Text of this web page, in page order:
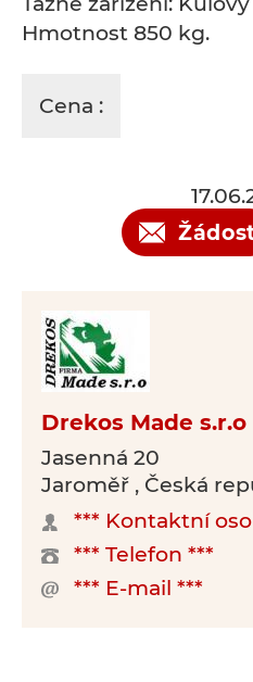
Hmotnost 850 kg.
Cena :
Drekos Made s.r.o
Jasenná 20
Jaroměř , Česká
*** Kontaktní
*** Telefon ***
*** E-mail ***